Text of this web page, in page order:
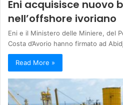
Eni acquisisce nuovo
nell’offshore ivoriano
Eni e il Ministero delle Miniere, del
Costa d’Avorio hanno firmato ad
Read More »